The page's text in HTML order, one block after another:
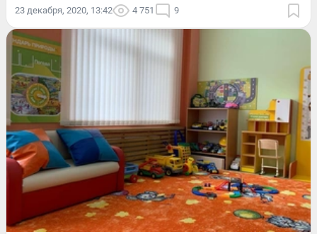
23 декабря, 2020, 13:42 4 751 9